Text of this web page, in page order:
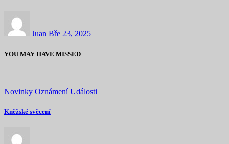
Juan Bře 23, 2025
YOU MAY HAVE MISSED
Novinky Oznámení Události
Kněžské svěcení